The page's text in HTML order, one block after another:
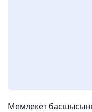
Мемлекет